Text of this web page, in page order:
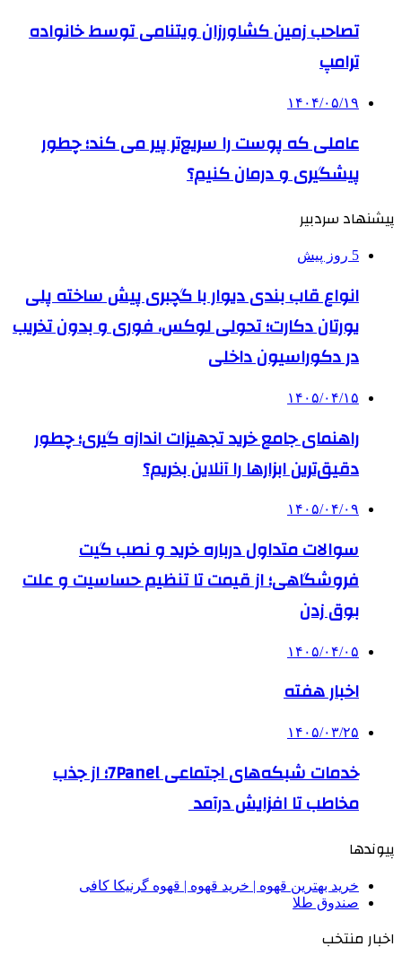
تصاحب زمین کشاورزان ویتنامی توسط خانواده
ترامپ
۱۴۰۴/۰۵/۱۹
عاملی که پوست را سریع‌تر پیر می کند؛ چطور
پیشگیری و درمان کنیم؟
پیشنهاد سردبیر
5 روز پیش
انواع قاب بندی دیوار با گچبری پیش ساخته پلی
یورتان دکارت؛ تحولی لوکس، فوری و بدون تخریب
در دکوراسیون داخلی
۱۴۰۵/۰۴/۱۵
راهنمای جامع خرید تجهیزات اندازه گیری؛ چطور
دقیق‌ترین ابزارها را آنلاین بخریم؟
۱۴۰۵/۰۴/۰۹
سوالات متداول درباره خرید و نصب گیت
فروشگاهی؛ از قیمت تا تنظیم حساسیت و علت
بوق زدن
۱۴۰۵/۰۴/۰۵
اخبار هفته
۱۴۰۵/۰۳/۲۵
خدمات شبکه‌های اجتماعی 7Panel؛ از جذب
مخاطب تا افزایش درآمد
پیوندها
خرید بهترین قهوه | خرید قهوه | قهوه گرنیکا کافی
صندوق طلا
اخبار منتخب